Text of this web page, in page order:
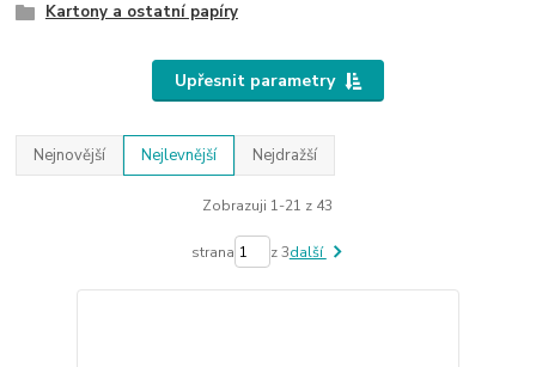
Kartony a ostatní papíry
Upřesnit parametry
Nejnovější Nejlevnější Nejdražší
Zobrazuji 1-21 z 43
strana z 3další